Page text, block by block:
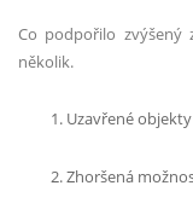
Co podpořilo zvýšený
několik.
Uzavřené
Zhoršená